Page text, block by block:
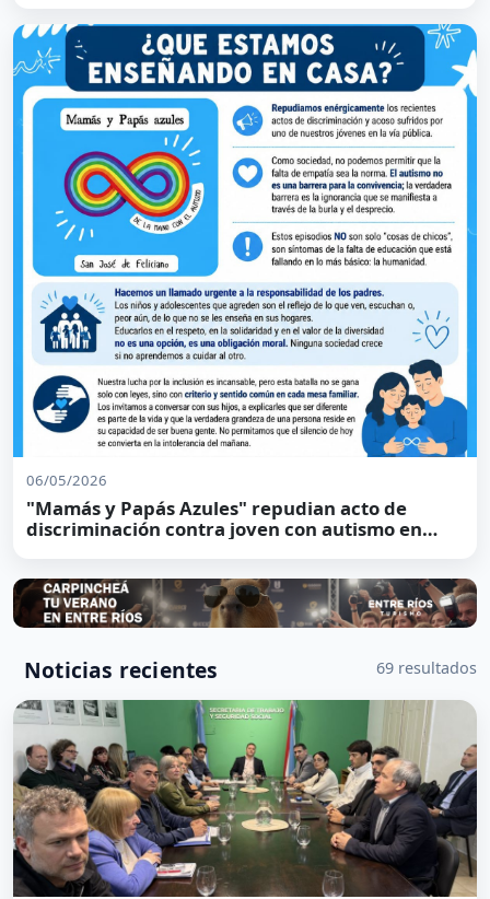
06/05/2026
"Mamás y Papás Azules" repudian acto de
discriminación contra joven con autismo en
Noticias recientes 69 resultados